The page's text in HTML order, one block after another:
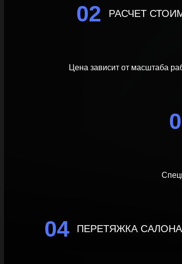
02 РАСЧЕТ
Цена зависит от масштаба
04 ПЕРЕТЯЖКА САЛОНА